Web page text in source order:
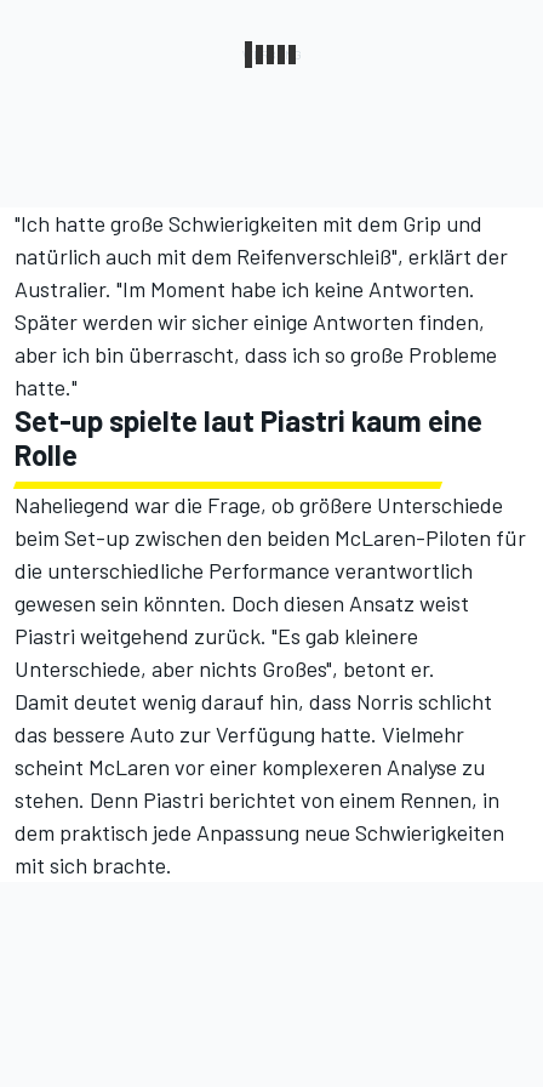
"Ich hatte große Schwierigkeiten mit dem Grip und
natürlich auch mit dem Reifenverschleiß", erklärt der
Australier. "Im Moment habe ich keine Antworten.
Später werden wir sicher einige Antworten finden,
aber ich bin überrascht, dass ich so große Probleme
hatte."
Set-up spielte laut Piastri kaum eine
Rolle
Naheliegend war die Frage, ob größere Unterschiede
beim Set-up zwischen den beiden McLaren-Piloten für
die unterschiedliche Performance verantwortlich
gewesen sein könnten. Doch diesen Ansatz weist
Piastri weitgehend zurück. "Es gab kleinere
Unterschiede, aber nichts Großes", betont er.
Damit deutet wenig darauf hin, dass Norris schlicht
das bessere Auto zur Verfügung hatte. Vielmehr
scheint McLaren vor einer komplexeren Analyse zu
stehen. Denn Piastri berichtet von einem Rennen, in
dem praktisch jede Anpassung neue Schwierigkeiten
mit sich brachte.